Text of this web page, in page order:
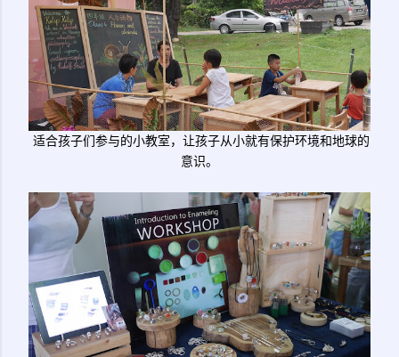
适合孩子们参与的小教室，让孩子从小就有保护环境和地球的
意识。